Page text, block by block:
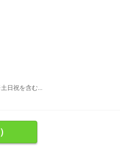
日祝を含む...